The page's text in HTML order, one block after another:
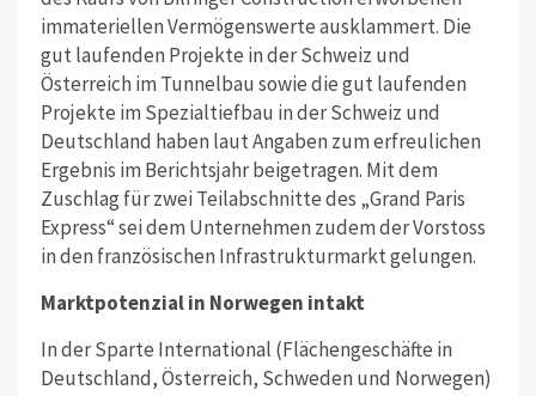
immateriellen Vermögenswerte ausklammert. Die
gut laufenden Projekte in der Schweiz und
Österreich im Tunnelbau sowie die gut laufenden
Projekte im Spezialtiefbau in der Schweiz und
Deutschland haben laut Angaben zum erfreulichen
Ergebnis im Berichtsjahr beigetragen. Mit dem
Zuschlag für zwei Teilabschnitte des „Grand Paris
Express“ sei dem Unternehmen zudem der Vorstoss
in den französischen Infrastrukturmarkt gelungen.
Marktpotenzial in Norwegen intakt
In der Sparte International (Flächengeschäfte in
Deutschland, Österreich, Schweden und Norwegen)